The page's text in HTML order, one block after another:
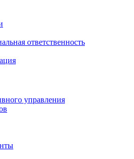
ответственность
управления